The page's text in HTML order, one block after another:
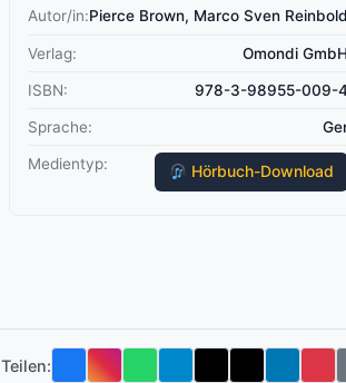
Autor/in:Pierce Brown, Marco Sven Reinbold
Verlag: Omondi GmbH
ISBN: 978-3-98955-009-
Sprache:
Medientyp: Hörbuch-Download
Teilen: